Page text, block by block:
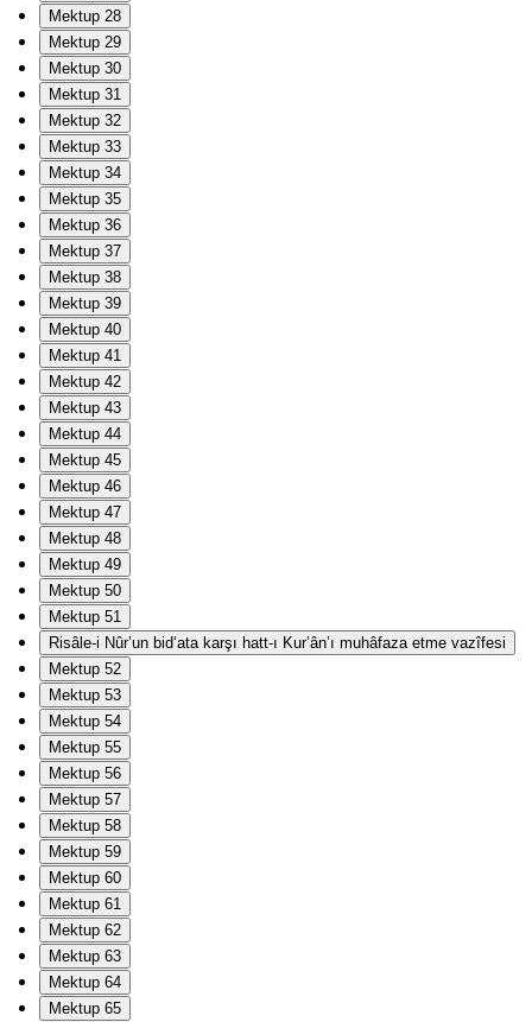
Mektup 28
Mektup 29
Mektup 30
Mektup 31
Mektup 32
Mektup 33
Mektup 34
Mektup 35
Mektup 36
Mektup 37
Mektup 38
Mektup 39
Mektup 40
Mektup 41
Mektup 42
Mektup 43
Mektup 44
Mektup 45
Mektup 46
Mektup 47
Mektup 48
Mektup 49
Mektup 50
Mektup 51
Risâle-i Nûr’un bid‘ata karşı hatt-ı Kur’ân’ı muhâfaza etme vazîfesi
Mektup 52
Mektup 53
Mektup 54
Mektup 55
Mektup 56
Mektup 57
Mektup 58
Mektup 59
Mektup 60
Mektup 61
Mektup 62
Mektup 63
Mektup 64
Mektup 65